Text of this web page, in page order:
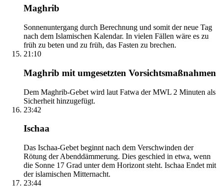
Maghrib
Sonnenuntergang durch Berechnung und somit der neue Tag
nach dem Islamischen Kalendar. In vielen Fällen wäre es zu
früh zu beten und zu früh, das Fasten zu brechen.
21:10
Maghrib mit umgesetzten Vorsichtsmaßnahmen
Dem Maghrib-Gebet wird laut Fatwa der MWL 2 Minuten als
Sicherheit hinzugefügt.
23:42
Ischaa
Das Ischaa-Gebet beginnt nach dem Verschwinden der
Rötung der Abenddämmerung. Dies geschied in etwa, wenn
die Sonne 17 Grad unter dem Horizont steht. Ischaa Endet mit
der islamischen Mitternacht.
23:44